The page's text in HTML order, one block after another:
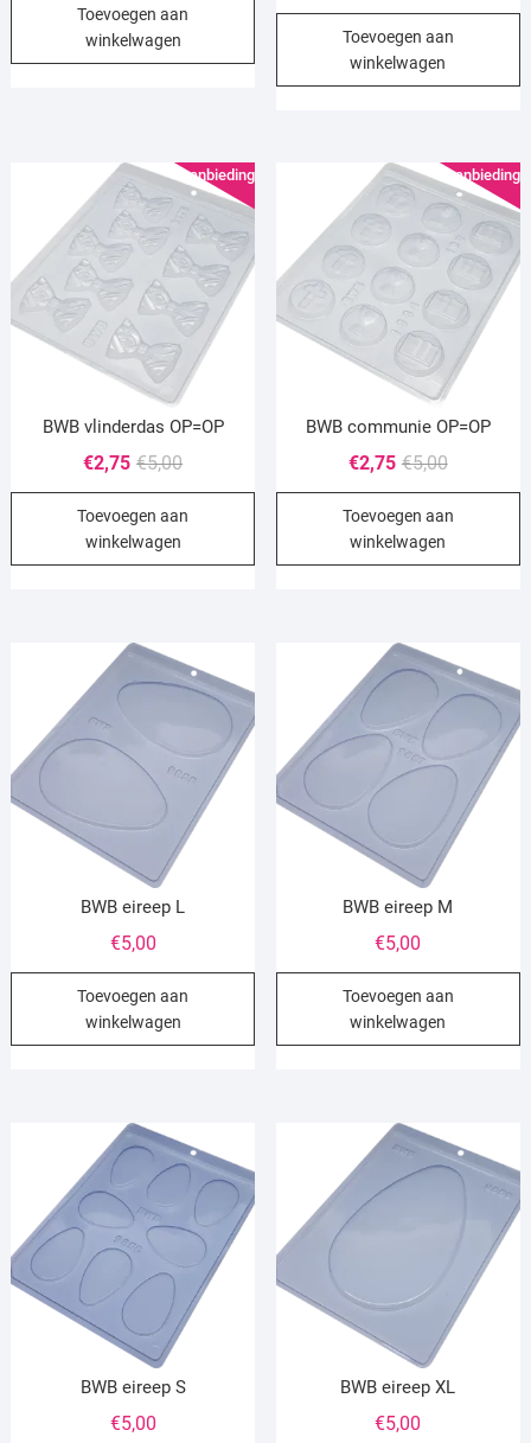
was:
is:
Toevoegen aan
winkelwagen
Toevoegen aan
winkelwagen
Aanbieding!
BWB vlinderdas OP=OP
€5,00Oorspronkelijke
prijs
was:
€2,75
Huidige
prijs
is:
Toevoegen aan
winkelwagen
Aanbieding!
BWB communie OP=OP
€5,00
prijs
was:
€2,75
Huidige
prijs
is:
Toevoegen aan
winkelwagen
BWB eireep L
€5,00
Toevoegen aan
winkelwagen
BWB eireep M
€5,00
Toevoegen aan
winkelwagen
BWB eireep S
€5,00
BWB eireep XL
€5,00